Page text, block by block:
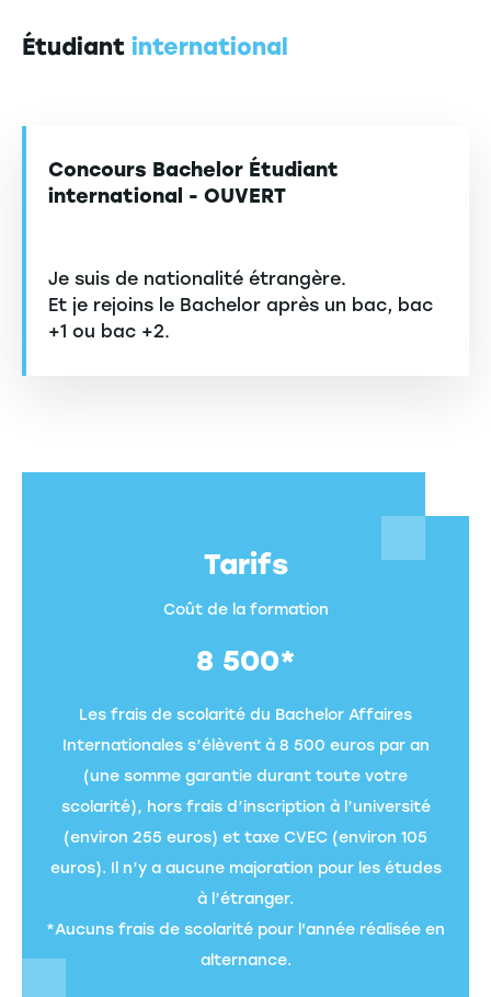
Étudiant international
Concours Bachelor Étudiant
international - OUVERT
Je suis de nationalité étrangère.
Et je rejoins le Bachelor après un bac, bac
+1 ou bac +2.
Tarifs
Coût de la formation
8 500*
Les frais de scolarité du Bachelor Affaires
Internationales s’élèvent à 8 500 euros par an
(une somme garantie durant toute votre
scolarité), hors frais d’inscription à l’université
(environ 255 euros) et taxe CVEC (environ 105
euros). Il n’y a aucune majoration pour les études
à l’étranger.
*Aucuns frais de scolarité pour l'année réalisée en
alternance.